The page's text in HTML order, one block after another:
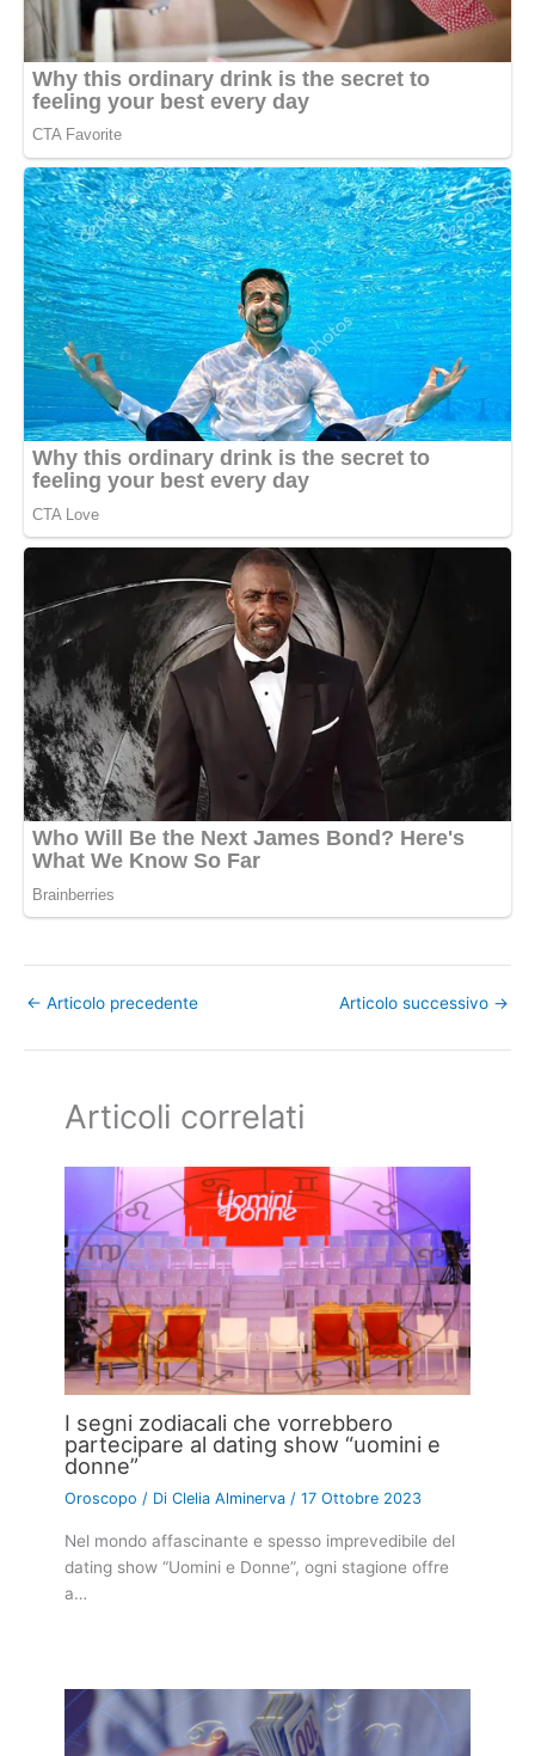
← Articolo precedente Articolo successivo →
Articoli correlati
I segni zodiacali che vorrebbero
partecipare al dating show “uomini e
donne”
Oroscopo / DiClelia Alminerva/17 Ottobre 2023
Nel mondo affascinante e spesso imprevedibile del
dating show “Uomini e Donne”, ogni stagione offre
a…